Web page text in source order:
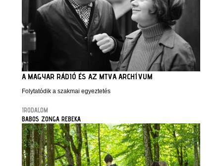
A MAGYAR RÁDIÓ ÉS AZ MTVA ARCHÍVUM
Folytatódik a szakmai egyeztetés
IRODALOM
BABOS ZONGA REBEKA